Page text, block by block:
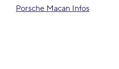
Porsche Macan Infos